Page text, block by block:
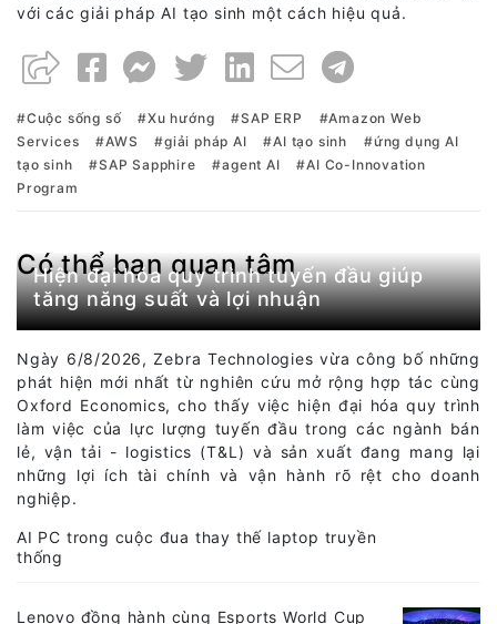
với các giải pháp AI tạo sinh một cách hiệu quả.
Cuộc sống số Xu hướng SAP ERP
Amazon Web
Services
AWS giải pháp AI AI tạo sinh
ứng dụng AI
tạo sinh
SAP Sapphire agent AI
AI Co-Innovation
Program
Có thể bạn quan tâm
Hiện đại hóa quy trình tuyến đầu giúp
tăng năng suất và lợi nhuận